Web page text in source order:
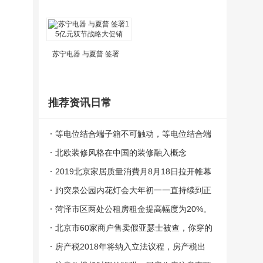
苏宁电器 与夏普 签署
推荐资讯日常
等电位结合端子箱不可触动，等电位结合端
子到底是个啥？
北欧装修风格在中国的装修融入概念
2019北京家居质量消費月8月18日拉开帷幕
趵突泉公园内花灯会大年初一一直持续到正
月二十
菏泽市区两处公租房租金提高幅度为20%。
北京市60家商户售卖假亚瑟士被查，你穿的
鞋是真的吗
房产税2018年将纳入立法议程，房产税出